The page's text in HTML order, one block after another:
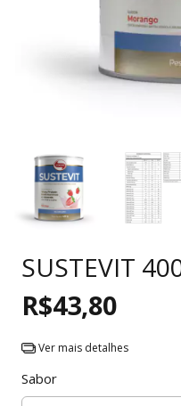
SUSTEVIT
R$43,80
Ver mais detalhes
Sabor